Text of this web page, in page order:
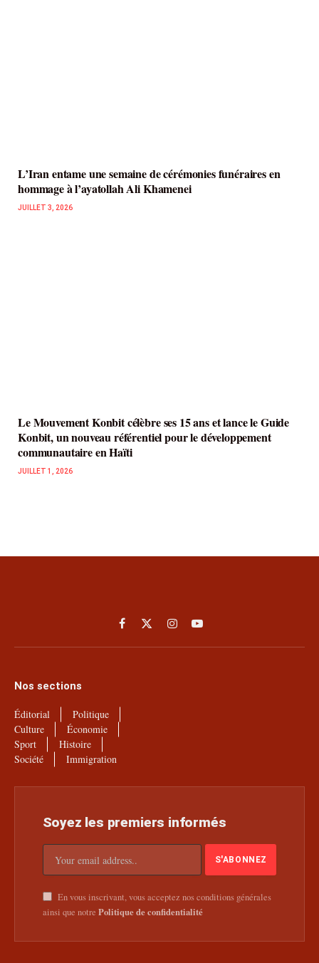
L’Iran entame une semaine de cérémonies funéraires en
hommage à l’ayatollah Ali Khamenei
JUILLET 3, 2026
Le Mouvement Konbit célèbre ses 15 ans et lance le Guide
Konbit, un nouveau référentiel pour le développement
communautaire en Haïti
JUILLET 1, 2026
Facebook
X
(Twitter)
InstagramYouTube
Nos sections
Éditorial
Politique
Culture
Économie
Sport
Histoire
Société
Immigration
Soyez les premiers informés
En vous inscrivant, vous acceptez nos conditions générales
ainsi que notre Politique de confidentialité